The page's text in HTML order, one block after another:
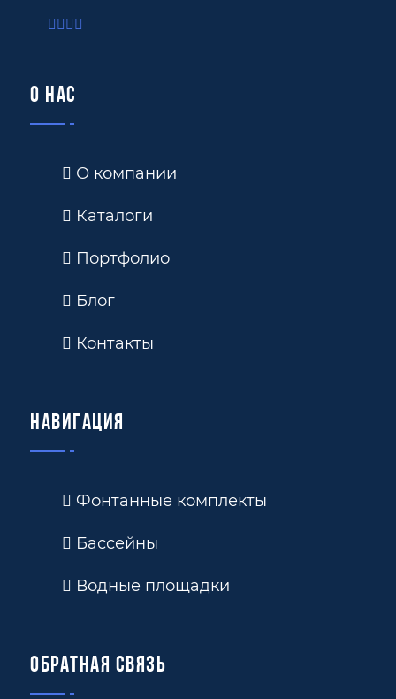
О нас
О компании
Каталоги
Портфолио
Блог
Контакты
Навигация
Фонтанные комплекты
Бассейны
Водные площадки
Обратная связь